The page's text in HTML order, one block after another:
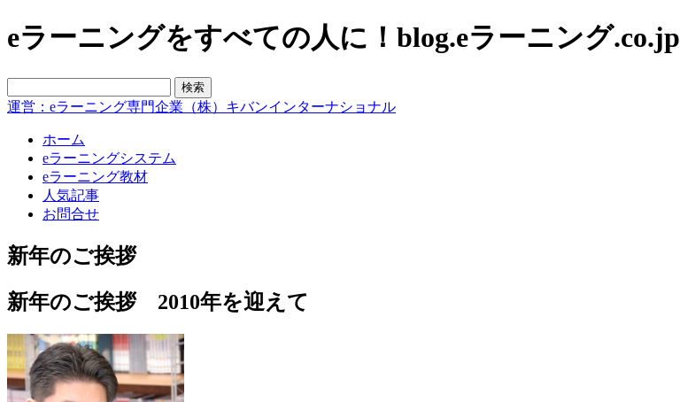
eラーニングをすべての人に！blog.eラーニング.co.jp
運営：eラーニング専門企業（株）キバンインターナショナル
ホーム
eラーニングシステム
eラーニング教材
人気記事
お問合せ
新年のご挨拶
新年のご挨拶 2010年を迎えて